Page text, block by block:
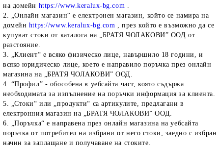
на домейн https://www.keralux-bg.com .
2. „Онлайн магазин“ е електронен магазин, който се намира на
домейн https://www.keralux-bg.com , през който е възможно да се
купуват стоки от каталога на „БРАТЯ ЧОЛАКОВИ” ООД от
разстояние.
3. „Клиент“ е всяко физическо лице, навършило 18 години, и
всяко юридическо лице, което е направило поръчка през онлайн
магазина на „БРАТЯ ЧОЛАКОВИ” ООД.
4. “Профил” - обособена в уебсайта част, която съдържа
необходимата за изпълнение на поръчки информация за клиента.
5. „Стоки“ или „продукти“ са артикулите, предлагани в
електронния магазин на „БРАТЯ ЧОЛАКОВИ” ООД.
6. „Поръчка“ е направена през онлайн магазина на уебсайта
поръчка от потребител на избрани от него стоки, заедно с избран
начин за заплащане и получаване на стоките.